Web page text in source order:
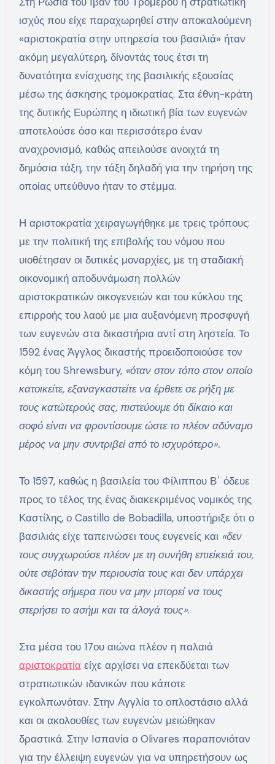
ισχύς που είχε παραχωρηθεί στην αποκαλούμενη
«αριστοκρατία στην υπηρεσία του βασιλιά» ήταν
ακόμη μεγαλύτερη, δίνοντάς τους έτσι τη
δυνατότητα ενίσχυσης της βασιλικής εξουσίας
μέσω της άσκησης τρομοκρατίας. Στα έθνη-κράτη
της δυτικής Ευρώπης η ιδιωτική βία των ευγενών
αποτελούσε όσο και περισσότερο έναν
αναχρονισμό, καθώς απειλούσε ανοιχτά τη
δημόσια τάξη, την τάξη δηλαδή για την τηρήση της
οποίας υπεύθυνο ήταν το στέμμα.
Η αριστοκρατία χειραγωγήθηκε με τρεις τρόπους:
με την πολιτική της επιβολής του νόμου που
υιοθέτησαν οι δυτικές μοναρχίες, με τη σταδιακή
οικονομική αποδυνάμωση πολλών
αριστοκρατικών οικογενειών και του κύκλου της
επιρροής του λαού με μια αυξανόμενη προσφυγή
των ευγενών στα δικαστήρια αντί στη ληστεία. Το
1592 ένας Άγγλος δικαστής προειδοποιούσε τον
κόμη του Shrewsbury, «όταν στον τόπο στον οποίο
κατοικείτε, εξαναγκαστείτε να έρθετε σε ρήξη με
τους κατώτερούς σας, πιστεύουμε ότι δίκαιο και
σοφό είναι να φροντίσουμε ώστε το πλέον αδύναμο
μέρος να μην συντριβεί από το ισχυρότερο».
Το 1597, καθώς η βασιλεία του Φίλιππου Β΄ όδευε
προς το τέλος της ένας διακεκριμένος νομικός της
Καστίλης, ο Castillo de Bobadilla, υποστήριξε ότι ο
βασιλιάς είχε ταπεινώσει τους ευγενείς και «δεν
τους συγχωρούσε πλέον με τη συνήθη επιείκειά του,
ούτε σεβόταν την περιουσία τους και δεν υπάρχει
δικαστής σήμερα που να μην μπορεί να τους
στερήσει το ασήμι και τα άλογά τους».
Στα μέσα του 17ου αιώνα πλέον η παλαιά
αριστοκρατίαείχε αρχίσει να επεκδύεται των
στρατιωτικών ιδανικών που κάποτε
εγκολπωνόταν. Στην Αγγλία το οπλοστάσιο αλλά
και οι ακολουθίες των ευγενών μειώθηκαν
δραστικά. Στην Ισπανία ο Olivares παραπονιόταν
για την έλλειψη ευγενών για να υπηρετήσουν ως